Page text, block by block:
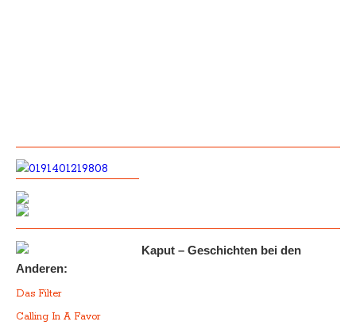
Kaput – Geschichten bei den
Anderen:
Das Filter
Calling In A Favor